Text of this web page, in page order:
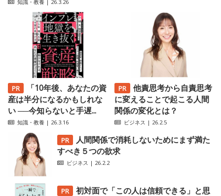
知識・教養 | 26.3.26
「10年後、あなたの資
産は半分になるかもしれな
い ──今知らないと手遅...
知識・教養 | 26.3.16
他責思考から自責思考
に変えることで起こる人間
関係の変化とは？
ビジネス | 26.2.5
人間関係で消耗しないためにまず満た
すべき５つの欲求
ビジネス | 26.2.2
初対面で「この人は信頼できる」と思